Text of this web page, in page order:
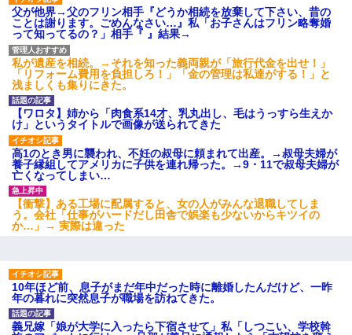
父が他界→父のフリン相手『どうか相続を放棄して下さい、昔の
ことは謝ります。ごめんなさい…』私「お子さんはフリン略奪婚
って知ってるの？」相手『 』結果→
私が遺産を相続。→それを知った義両親が「旅行代金を出せ！」
「リフォーム費用を負担しろ！」「金の管理は私達がする！」と
浅ましくも集りにきた。
【ワロタ】姉から「肉食系14才、乳丸出し、毛はうっすら生えか
け」というタイトルで画像が送られてきた
高1のとき男に襲われ、不妊の叔母に頼まれて出産。→叔母夫婦が
養子縁組してアメリカに子供を連れ帰った。→9・11で叔母夫婦が
亡くなってしまい…
【衝撃】ある工場に配属すると、女の人がみんな退職してしま
う。会社「仕事がハードだし田舎で娯楽も少ないからキツイの
か…」→ 実際は違った
10年ほど前、息子がまだ年中だった時に離婚したんだけど、一昨
年の暮れに突然息子が職場を訪ねてきた。
義兄嫁「娘が大学に入ったら下宿させて」私「しつこい、学校斡